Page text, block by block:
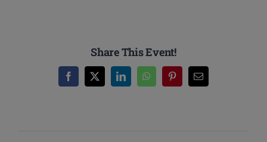
Share This Event!
Facebook
X LinkedInWhatsAppPinterestEmail